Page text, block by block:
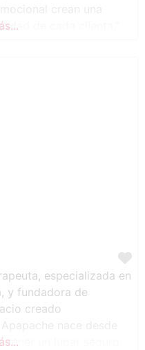
de cada clienta.”
especializada en
y fundadora de
creado
tener un lugar seguro